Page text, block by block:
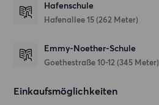
Hafenschule
Hafenallee 15 (262 Meter)
Emmy-Noether-Schule
Goethestraße 10-12 (345 Meter)
Einkaufsmöglichkeiten